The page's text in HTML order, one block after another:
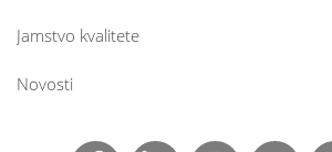
Jamstvo kvalitete
Novosti